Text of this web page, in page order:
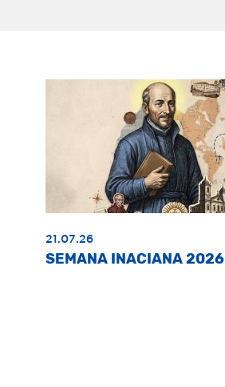
21.07.26
SEMANA INACIANA 2026